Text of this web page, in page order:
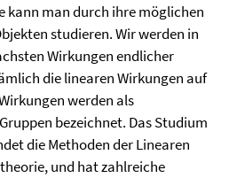
kann man durch ihre möglichen
studieren. Wir werden in
Wirkungen endlicher
die linearen Wirkungen auf
werden als
bezeichnet. Das Studium
die Methoden der Linearen
und hat zahlreiche